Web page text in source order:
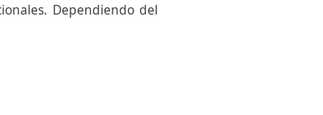
Dependiendo del